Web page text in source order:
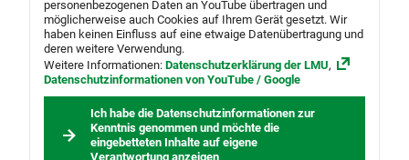
personenbezogenen Daten an YouTube übertragen und
möglicherweise auch Cookies auf Ihrem Gerät gesetzt. Wir
haben keinen Einfluss auf eine etwaige Datenübertragung und
deren weitere Verwendung.
Weitere Informationen: Datenschutzerklärung der LMU,
Datenschutzinformationen von YouTube / Google
Ich habe die Datenschutzinformationen zur
Kenntnis genommen und möchte die
eingebetteten Inhalte auf eigene
Verantwortung anzeigen